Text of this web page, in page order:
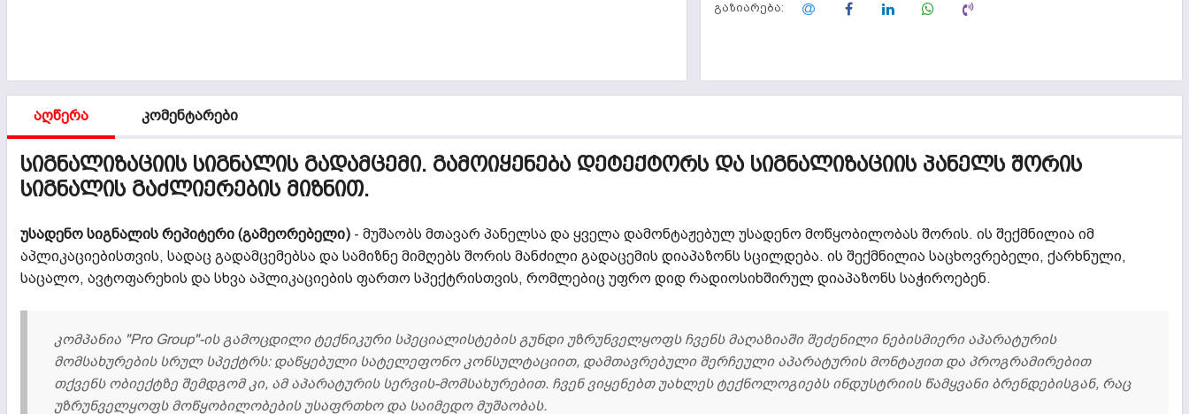
გაზიარება:
აღწერა კომენტარები
ᲡᲘᲒᲜᲐᲚᲘᲖᲐᲪᲘᲘᲡ ᲡᲘᲒᲜᲐᲚᲘᲡ ᲒᲐᲓᲐᲛᲪᲔᲛᲘ. ᲒᲐᲛᲝᲘᲧᲔᲜᲔᲑᲐ ᲓᲔᲢᲔᲥᲢᲝᲠᲡ ᲓᲐ ᲡᲘᲒᲜᲐᲚᲘᲖᲐᲪᲘᲘᲡ ᲞᲐᲜᲔᲚᲡ ᲨᲝᲠᲘᲡ
ᲡᲘᲒᲜᲐᲚᲘᲡ ᲒᲐᲫᲚᲘᲔᲠᲔᲑᲘᲡ ᲛᲘᲖᲜᲘᲗ.
უსადენო სიგნალის რეპიტერი (გამეორებელი) - მუშაობს მთავარ პანელსა და ყველა დამონტაჟებულ უსადენო მოწყობილობას შორის. ის შექმნილია იმ
აპლიკაციებისთვის, სადაც გადამცემებსა და სამიზნე მიმღებს შორის მანძილი გადაცემის დიაპაზონს სცილდება. ის შექმნილია საცხოვრებელი, ქარხნული,
საცალო, ავტოფარეხის და სხვა აპლიკაციების ფართო სპექტრისთვის, რომლებიც უფრო დიდ რადიოსიხშირულ დიაპაზონს საჭიროებენ.
კომპანია "Pro Group"-ის გამოცდილი ტექნიკური სპეციალისტების გუნდი უზრუნველყოფს ჩვენს მაღაზიაში შეძენილი ნებისმიერი აპარატურის
მომსახურების სრულ სპექტრს: დაწყებული სატელეფონო კონსულტაციით, დამთავრებული შერჩეული აპარატურის მონტაჟით და პროგრამირებით
თქვენს ობიექტზე შემდგომ კი, ამ აპარატურის სერვის-მომსახურებით. ჩვენ ვიყენებთ უახლეს ტექნოლოგიებს ინდუსტრიის წამყვანი ბრენდებისგან, რაც
უზრუნველყოფს მოწყობილობების უსაფრთხო და საიმედო მუშაობას.